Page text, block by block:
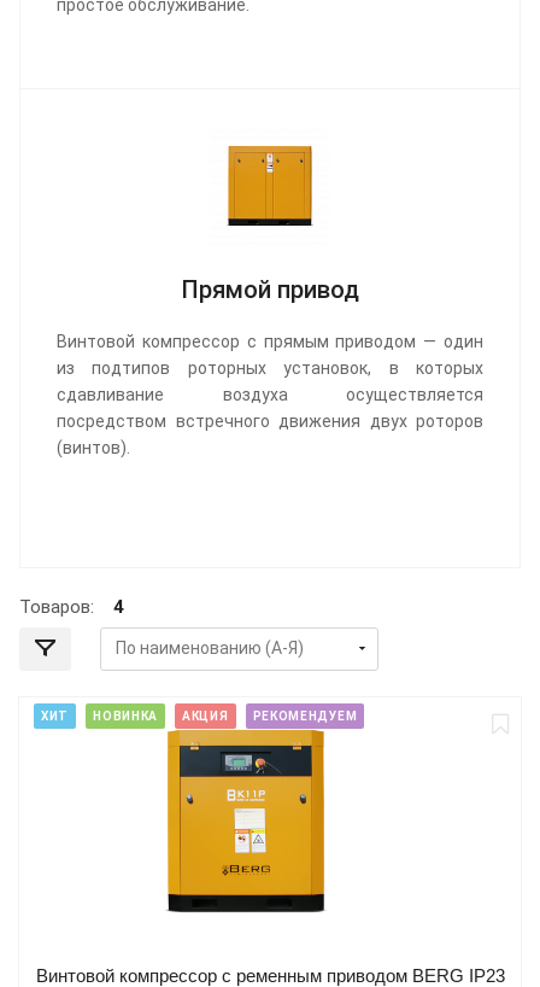
простое обслуживание.
Прямой привод
Винтовой компрессор с прямым приводом — один
из подтипов роторных установок, в которых
сдавливание воздуха осуществляется
посредством встречного движения двух роторов
(винтов).
Товаров: 4
ХИТ НОВИНКА АКЦИЯ РЕКОМЕНДУЕМ
Винтовой компрессор с ременным приводом BERG IP23